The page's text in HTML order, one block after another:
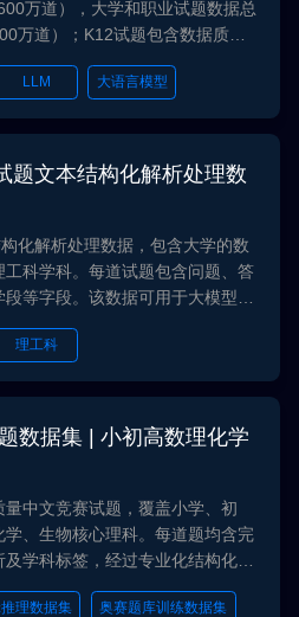
万道），大学和职业试题数据总
万道）；K12试题包含数据质量
，年级，科目，答案，解析等字
案，解析，类别等字段；K12试题
目为语文、数学、英语、历史、
学历、工程、教育、法律、经
融等；题型包含多项选择题、单
；该数据可用于大模型学科知识
LLM 大语言模型
题文本结构化解析处理数
化解析处理数据，包含大学的数
科学科。每道试题包含问题、答
等字段。该数据可用于大模型学
理工科
数据集 | 小初高数理化学
中文竞赛试题，覆盖小学、初
、生物核心理科。每道题均含完
学科标签，经过专业化结构化处
辑推理、高阶解题思维和跨学科
理数据集 奥赛题库训练数据集